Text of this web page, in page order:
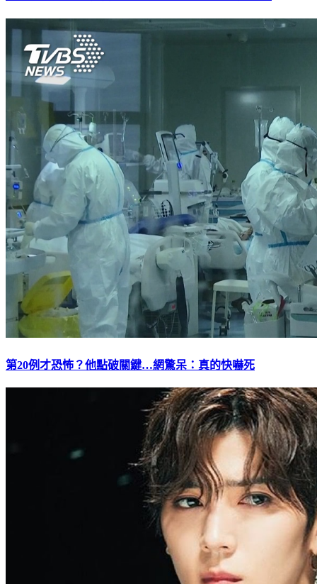
第20例才恐怖？他點破關鍵…網驚呆：真的快嚇死